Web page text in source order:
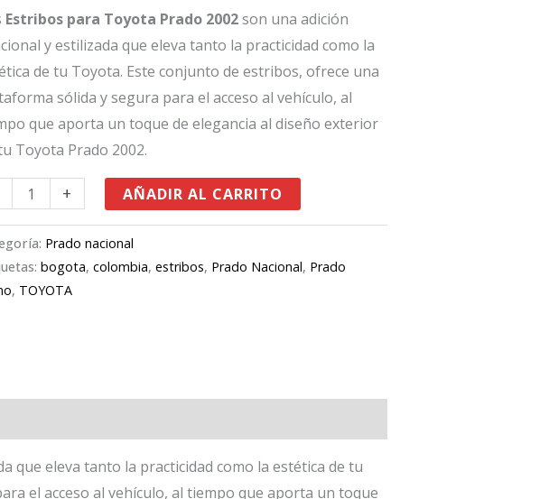
Estribos para Toyota Prado 2002son una adición
y estilizada que eleva tanto la practicidad como la
de tu Toyota. Este conjunto de estribos, ofrece una
sólida y segura para el acceso al vehículo, al
que aporta un toque de elegancia al diseño exterior
Toyota Prado 2002.
+ AÑADIR AL CARRITO
Prado nacional
bogota,colombia,estribos, Prado Nacional, Prado
, TOYOTA
que eleva tanto la practicidad como la estética de tu
el acceso al vehículo, al tiempo que aporta un toque